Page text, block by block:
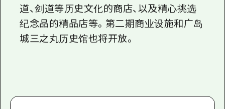
道、剑道等历史文化的商店、以及精心挑选
纪念品的精品店等。第二期商业设施和广岛
城三之丸历史馆也将开放。